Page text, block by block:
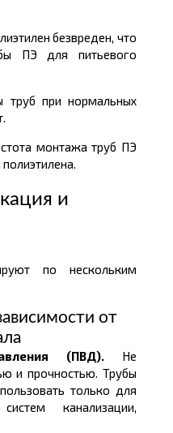
безвреден, что
ПЭ для питьевого
труб при нормальных
монтажа труб ПЭ
полиэтилена.
и
по нескольким
от
(ПВД).Не
и прочностью. Трубы
только для
канализации,